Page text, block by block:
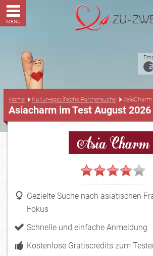
MENÜ
Home Kultur-spezifische Partnersuche
Asiacharm im Test August 2026
Gezielte Suche nach asiatischen
Fokus
Schnelle und einfache Anmeldung
Kostenlose Gratiscredits zum